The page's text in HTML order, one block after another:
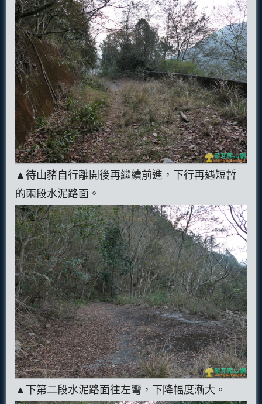
▲待山豬自行離開後再繼續前進，下行再遇短暫
的兩段水泥路面。
▲下第二段水泥路面往左彎，下降幅度漸大。